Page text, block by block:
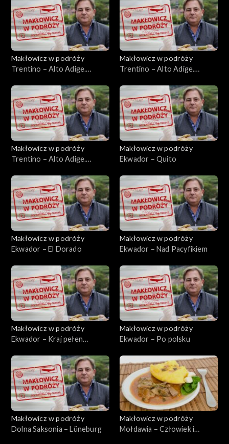
Makłowicz w podróży
Trentino – Alto Adige.
Makłowicz w podróży
Trentino – Alto Adige.
Makłowicz w podróży
Trentino – Alto Adige.
Makłowicz w podróży
Ekwador – Quito
Makłowicz w podróży
Ekwador – El Dorado
Makłowicz w podróży
Ekwador – Nad Pacyfikiem
Makłowicz w podróży
Ekwador – Kraj pełen
Makłowicz w podróży
Ekwador – Po polsku
Makłowicz w podróży
Dolna Saksonia – Lüneburg
Makłowicz w podróży
Mołdawia – Człowiek i